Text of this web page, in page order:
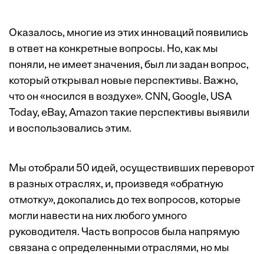
Оказалось, многие из этих инноваций появились
в ответ на конкретные вопросы. Но, как мы
поняли, не имеет значения, был ли задан вопрос,
который открывал новые перспективы. Важно,
что он «носился в воздухе». CNN, Google, USA
Today, eBay, Amazon такие перспективы выявили
и воспользовались этим.
Мы отобрали 50 идей, осуществивших переворот
в разных отраслях, и, произведя «обратную
отмотку», докопались до тех вопросов, которые
могли навести на них любого умного
руководителя. Часть вопросов была напрямую
связана с определенными отраслями, но мы